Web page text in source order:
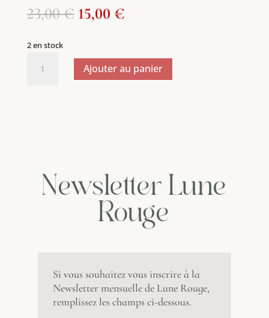
23,00€ Le
prix
était :
23,00 €.
15,00 €Le
est :
15,00 €.
2 en stock
Ajouter au panier
Newsletter Lune
Rouge
Si vous souhaitez vous inscrire à la
Newsletter mensuelle de Lune Rouge,
remplissez les champs ci-dessous.